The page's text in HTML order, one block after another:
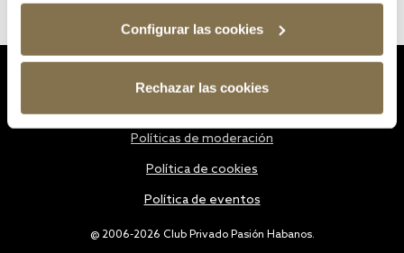
Configurar las cookies
Rechazar las cookies
@ 2006-2026 Club Privado Pasión Habanos.
Políticas de moderación
Política de cookies
Política de eventos